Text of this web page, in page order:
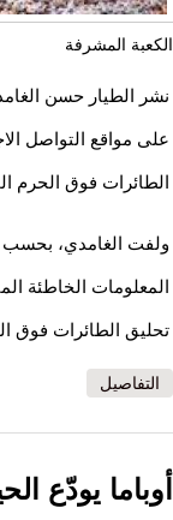
الكعبة المشرفة
نشر الطيار حسن
على مواقع التواصل
الطائرات فوق الحرم
ولفت الغامدي، بحسب
المعلومات الخاطئة
تحليق الطائرات فوق
التفاصيل
أوباما يودّع